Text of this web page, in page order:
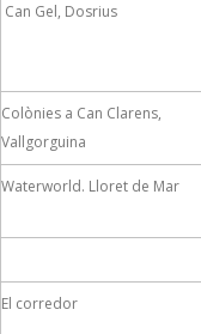
Can Gel, Dosrius
Colònies a Can Clarens,
Vallgorguina
Waterworld. Lloret de Mar
El corredor